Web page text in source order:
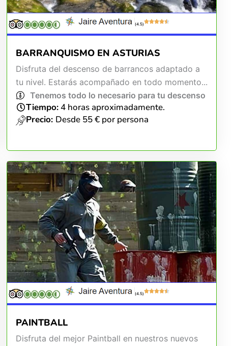
(4.5)
BARRANQUISMO EN ASTURIAS
Disfruta del descenso de barrancos adaptado a
tu nivel. Estarás acompañado en todo momento...
Tenemos todo lo necesario para tu descenso
Tiempo:4 horas aproximadamente.
Precio: Desde 55 € por persona
(4.5)
PAINTBALL
Disfruta del mejor Paintball en nuestros nuevos